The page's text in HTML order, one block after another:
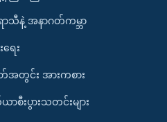
သီနဲ့ အနာဂတ်ကမ္ဘာ
ရေး
တွင်း အားကစား
စီးပွားသတင်းများ